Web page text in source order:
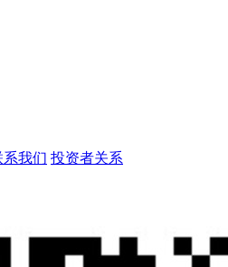
系我们 投资者关系